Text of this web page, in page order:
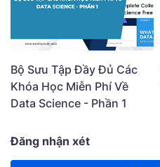
Bộ Sưu Tập Đầy Đủ Các
Khóa Học Miễn Phí Về
Data Science - Phần 1
Đăng nhận xét